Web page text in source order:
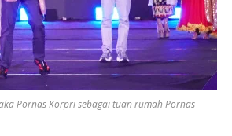
Pornas Korpri sebagai tuan rumah Pornas